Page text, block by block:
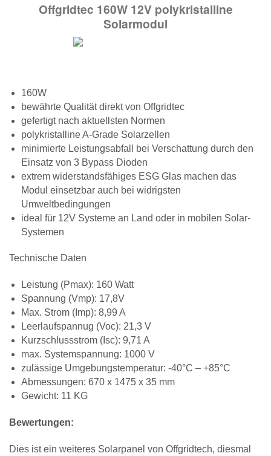
Offgridtec 160W 12V polykristalline
Solarmodul
160W
bewährte Qualität direkt von Offgridtec
gefertigt nach aktuellsten Normen
polykristalline A-Grade Solarzellen
minimierte Leistungsabfall bei Verschattung durch den
Einsatz von 3 Bypass Dioden
extrem widerstandsfähiges ESG Glas machen das
Modul einsetzbar auch bei widrigsten
Umweltbedingungen
ideal für 12V Systeme an Land oder in mobilen Solar-
Systemen
Technische Daten
Leistung (Pmax): 160 Watt
Spannung (Vmp): 17,8V
Max. Strom (Imp): 8,99 A
Leerlaufspannug (Voc): 21,3 V
Kurzschlussstrom (Isc): 9,71 A
max. Systemspannung: 1000 V
zulässige Umgebungstemperatur: -40°C – +85°C
Abmessungen: 670 x 1475 x 35 mm
Gewicht: 11 KG
Bewertungen:
Dies ist ein weiteres Solarpanel von Offgridtech, diesmal